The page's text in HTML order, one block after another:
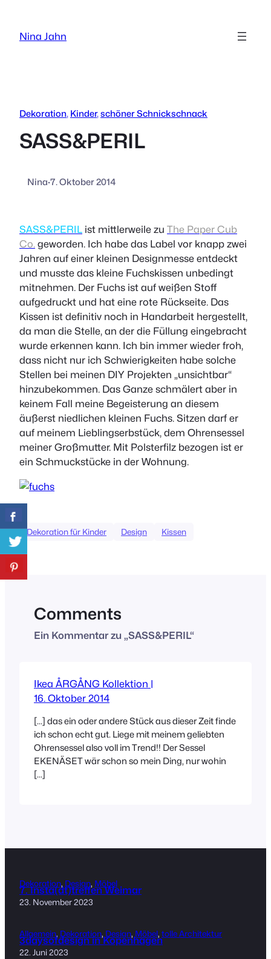
springen
Nina Jahn
Dekoration, Kinder, schöner Schnickschnack
SASS&PERIL
Nina·7. Oktober 2014
SASS&PERIL ist mittlerweile zu The Paper Cub
Co. geworden. Ich habe das Label vor knapp zwei
Jahren auf einer kleinen Designmesse entdeckt
und musste das kleine Fuchskissen unbedingt
mitnehmen. Der Fuchs ist auf weißen Stoff
aufgedruckt und hat eine rote Rückseite. Das
Kissen ist definitiv noch in Handarbeit hergestellt,
da man die Stelle, an der die Füllung eingebracht
wurde erkennen kann. Ich bin immer wieder froh,
dass nicht nur ich Schwierigkeiten habe solche
Stellen bei meinen DIY Projekten „unsichtbar“
hinzubekommen. Das Ganze schmälert aber in
keinem Fall meine Begeisterung an diesem
äußerst niedlichen kleinen Fuchs. Sitzen darf er
auf meinem Lieblingserbstück, dem Ohrensessel
meiner Großmutter. Mit Polsterfilz bezogen ist er
ein Schmuckstücke in der Wohnung.
Dekoration für Kinder Design Kissen
Comments
Ein Kommentar zu „SASS&PERIL“
Ikea ÅRGÅNG Kollektion |
16. Oktober 2014
[…] das ein oder andere Stück aus dieser Zeit finde
ich schon echt gut. Liege mit meinem geliebten
Ohrensessel also voll im Trend!! Der Sessel
EKENÄSET wär schon so mein Ding, nur wohin
[…]
Dekoration, Design, Möbel
7. Insta(dt)treffen Weimar
23. November 2023
Allgemein, Dekoration, Design, Möbel, tolle Architektur
3daysofdesign in Kopenhagen
22. Juni 2023